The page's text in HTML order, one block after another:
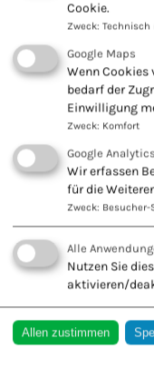
Massagetherapie für
Mikrobiologische
Misteltherapie
Naturheilverfahren
Naturheilverfahren
Ordnungstherapie
Osteopathie für
Psychische Erste
Psychoonkologie
Cookie.
Zweck: Technisch
Google Maps
Wenn Cookies
bedarf der
Einwilligung
Zweck: Komfort
Google Analytics
Wir erfassen
für die
Zweck:
Alle
Nutzen Sie
aktivieren/
Allen zustimmen